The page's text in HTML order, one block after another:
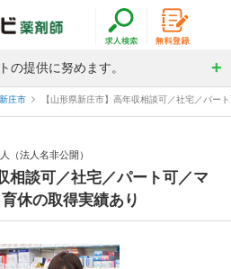
の提供に努めます。
新庄市 【山形県新庄市】高年収相談可／社宅／パー
（法人名非公開）
相談可／社宅／パート可／マ
休の取得実績あり